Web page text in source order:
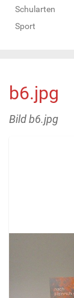
Schularten
Sport
b6.jpg
Bild b6.jpg